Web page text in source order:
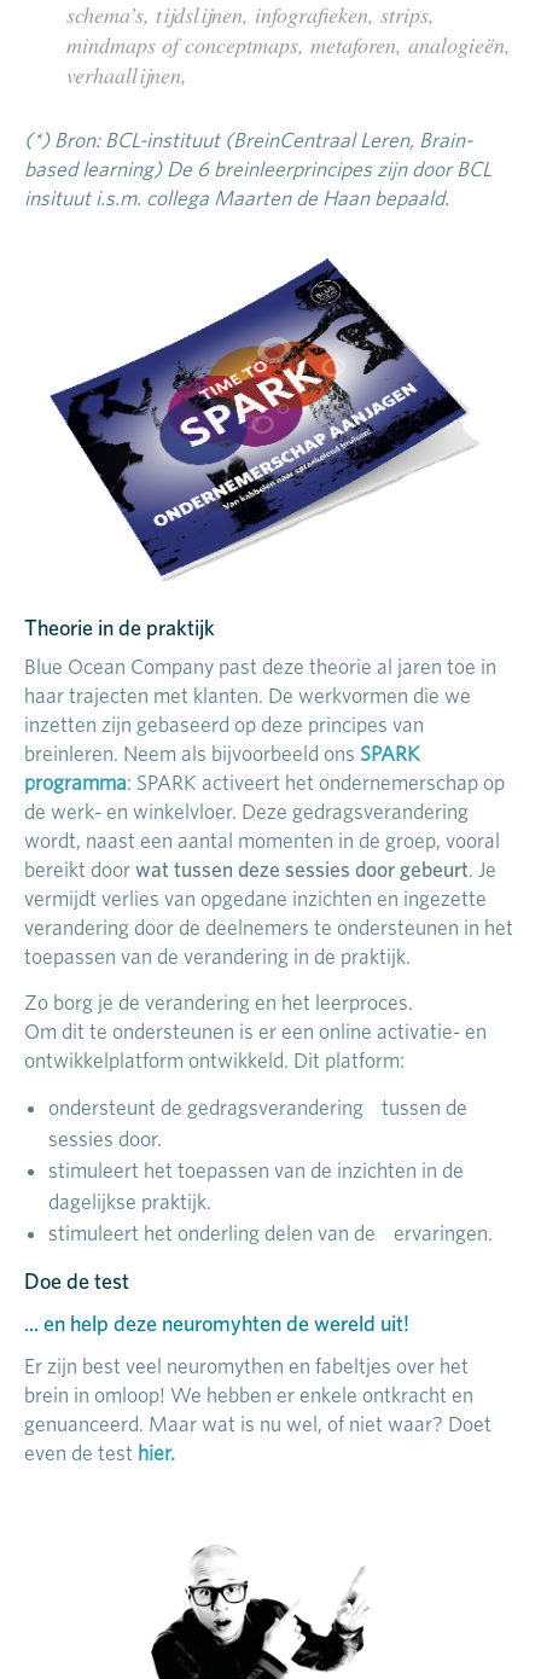
schema’s, tijdslijnen, infografieken, strips,
mindmaps of conceptmaps, metaforen, analogieën,
verhaallijnen,
(*) Bron: BCL-instituut (BreinCentraal Leren, Brain-
based learning) De 6 breinleerprincipes zijn door BCL
insituut i.s.m. collega Maarten de Haan bepaald.
Theorie in de praktijk
Blue Ocean Company past deze theorie al jaren toe in
haar trajecten met klanten. De werkvormen die we
inzetten zijn gebaseerd op deze principes van
breinleren. Neem als bijvoorbeeld ons SPARK
programma: SPARK activeert het ondernemerschap op
de werk- en winkelvloer. Deze gedragsverandering
wordt, naast een aantal momenten in de groep, vooral
bereikt door wat tussen deze sessies door gebeurt. Je
vermijdt verlies van opgedane inzichten en ingezette
verandering door de deelnemers te ondersteunen in het
toepassen van de verandering in de praktijk.
Zo borg je de verandering en het leerproces.
Om dit te ondersteunen is er een online activatie- en
ontwikkelplatform ontwikkeld. Dit platform:
ondersteunt de gedragsverandering tussen de
sessies door.
stimuleert het toepassen van de inzichten in de
dagelijkse praktijk.
stimuleert het onderling delen van de ervaringen.
Doe de test
... en help deze neuromyhten de wereld uit!
Er zijn best veel neuromythen en fabeltjes over het
brein in omloop! We hebben er enkele ontkracht en
genuanceerd. Maar wat is nu wel, of niet waar? Doet
even de test hier.